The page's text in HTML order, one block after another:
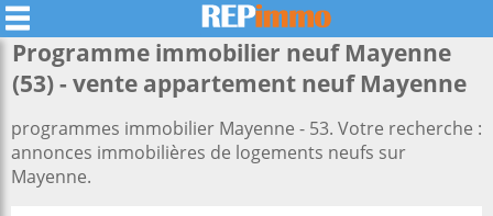
Programme immobilier neuf Mayenne
(53) - vente appartement neuf Mayenne
programmes immobilier Mayenne - 53. Votre recherche :
annonces immobilières de logements neufs sur
Mayenne.